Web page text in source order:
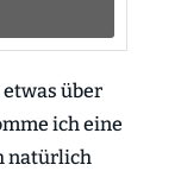
über
ich eine
natürlich